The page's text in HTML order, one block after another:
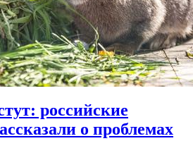
российские
о проблемах